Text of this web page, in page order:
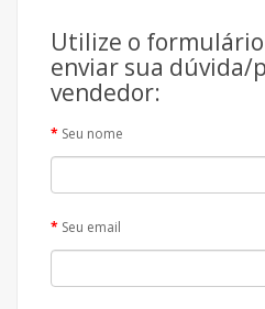
Utilize o
enviar sua dúvida/
vendedor:
Seu nome
Seu email